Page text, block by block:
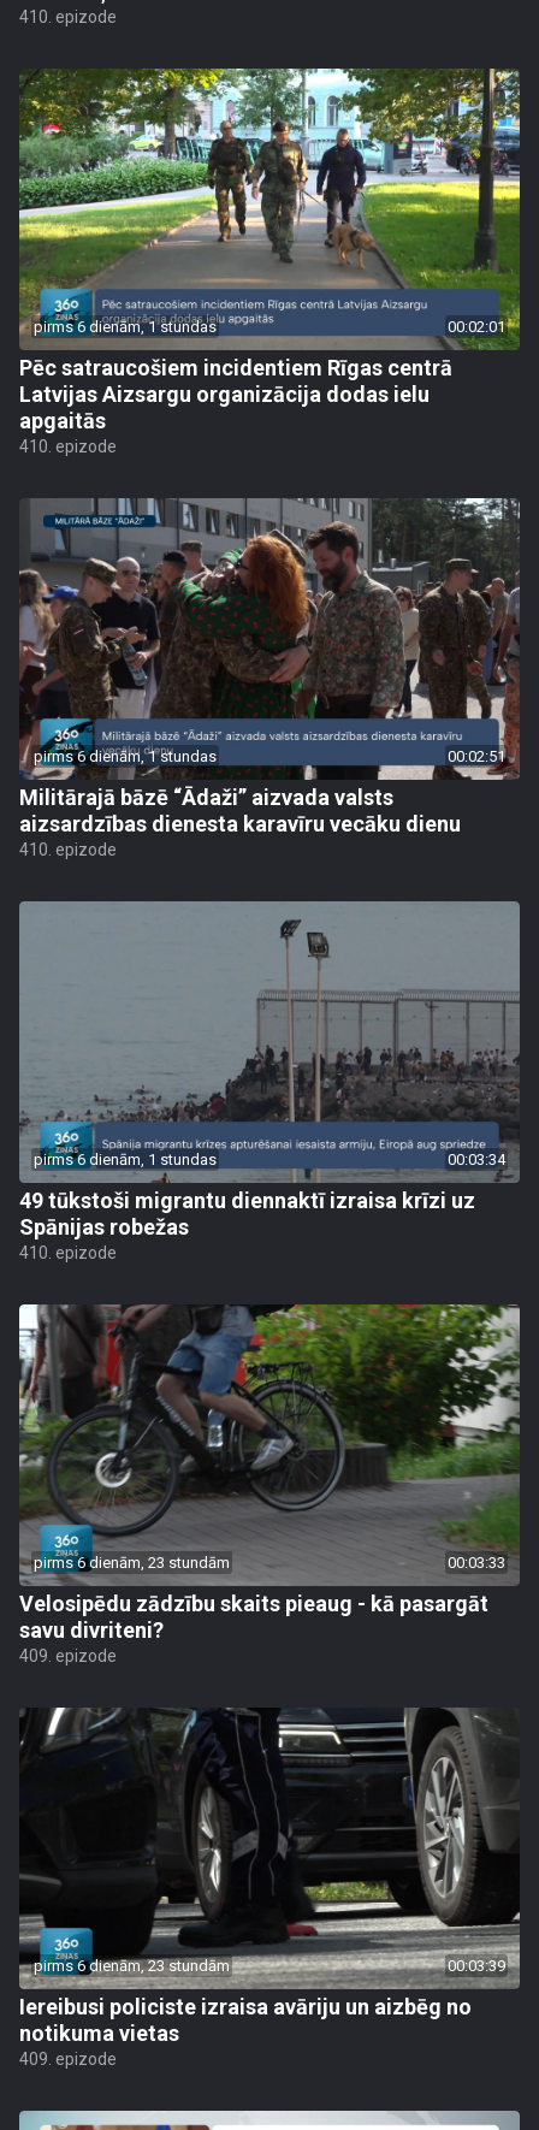
410. epizode
pirms 6 dienām, 1 stundas 00:02:01
Pēc satraucošiem incidentiem Rīgas centrā
Latvijas Aizsargu organizācija dodas ielu
apgaitās
410. epizode
pirms 6 dienām, 1 stundas 00:02:51
Militārajā bāzē “Ādaži” aizvada valsts
aizsardzības dienesta karavīru vecāku dienu
410. epizode
pirms 6 dienām, 1 stundas 00:03:34
49 tūkstoši migrantu diennaktī izraisa krīzi uz
Spānijas robežas
410. epizode
pirms 6 dienām, 23 stundām 00:03:33
Velosipēdu zādzību skaits pieaug - kā pasargāt
savu divriteni?
409. epizode
pirms 6 dienām, 23 stundām 00:03:39
Iereibusi policiste izraisa avāriju un aizbēg no
notikuma vietas
409. epizode